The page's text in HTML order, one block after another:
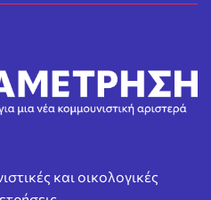
και οικολογικές